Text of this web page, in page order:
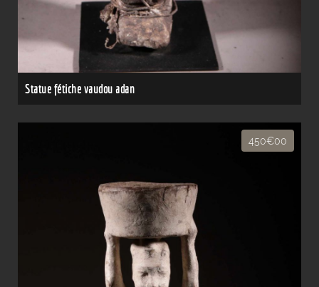
Statue fétiche vaudou adan
450€00